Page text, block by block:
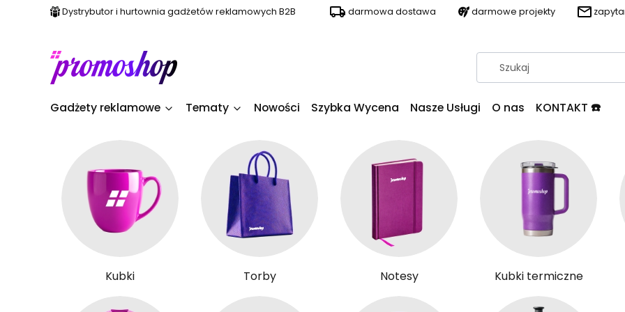
Dystrybutor i hurtownia gadżetów reklamowych B2B darmowa dostawa darmowe projekty
Gadżety reklamowe Tematy Nowości Szybka Wycena Nasze Usługi O nas KONTAKT ☎️
Kubki Torby Notesy Kubki termiczne